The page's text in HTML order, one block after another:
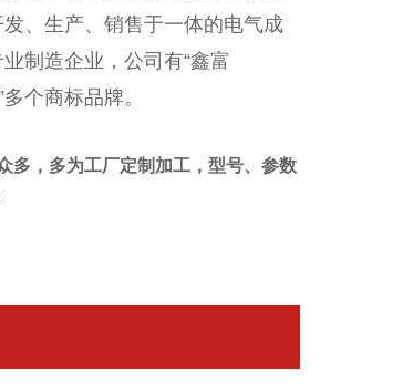
、生产、销售于一体的电气成
制造企业 ，公司有“鑫富
多个商标品牌。
多，多为工厂定制加工，型号、参数